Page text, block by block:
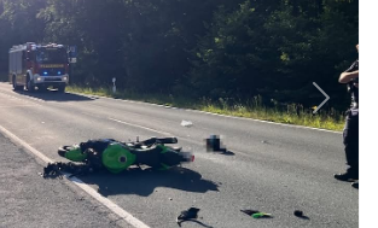
Next